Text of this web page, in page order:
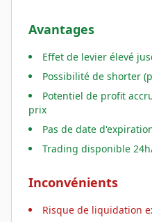
Avantages
Effet de levier élevé
Possibilité de shorter
Potentiel de profit
prix
Pas de date
Trading disponible
Inconvénients
Risque de liquidation